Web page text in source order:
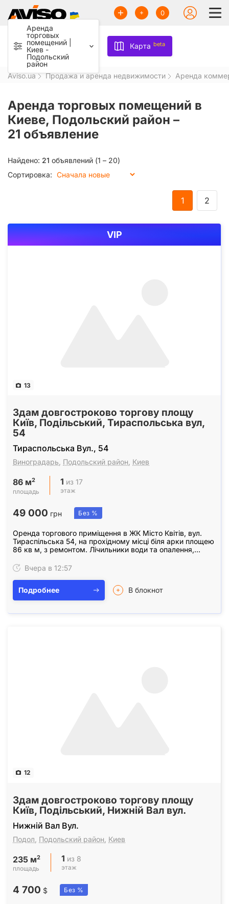
0
Аренда
торговых
помещений |
Киев -
Подольский
район
Карта beta
Aviso.ua Продажа и аренда недвижимости Аренда
Аренда торговых помещений в
Киеве, Подольский район –
21 объявление
Сортировка:
Найдено: 21 объявлений (1 – 20)
1 2
13
Здам довгостроково торгову площу
Київ, Подільський, Тираспольська вул,
54
Тираспольська Вул., 54
Виноградарь, Подольский район, Киев
86 м2
площадь
1 из 17
этаж
49 000 грн Без %
Оренда торгового приміщення в ЖК Місто Квітів, вул.
Тираспільська 54, на прохідному місці біля арки площею
86 кв м, з ремонтом. Лічильники води та опалення,
Вчера в 12:57
Подробнее В блокнот
VIP
12
Здам довгостроково торгову площу
Київ, Подільський, Нижній Вал вул.
Нижній Вал Вул.
Подол Подольский район Киев
235 м2
площадь
1 из 8
этаж
4 700 $ Без %